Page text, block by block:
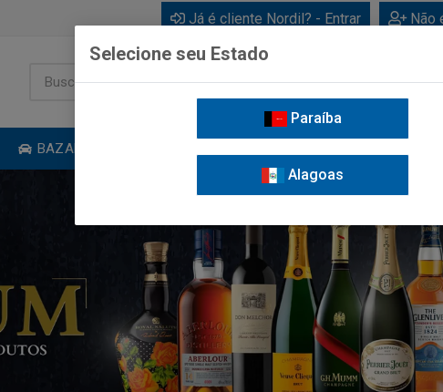
Já é cliente Nordil? - Entrar Não
BAZAR
Selecione seu Estado
Paraíba
Alagoas